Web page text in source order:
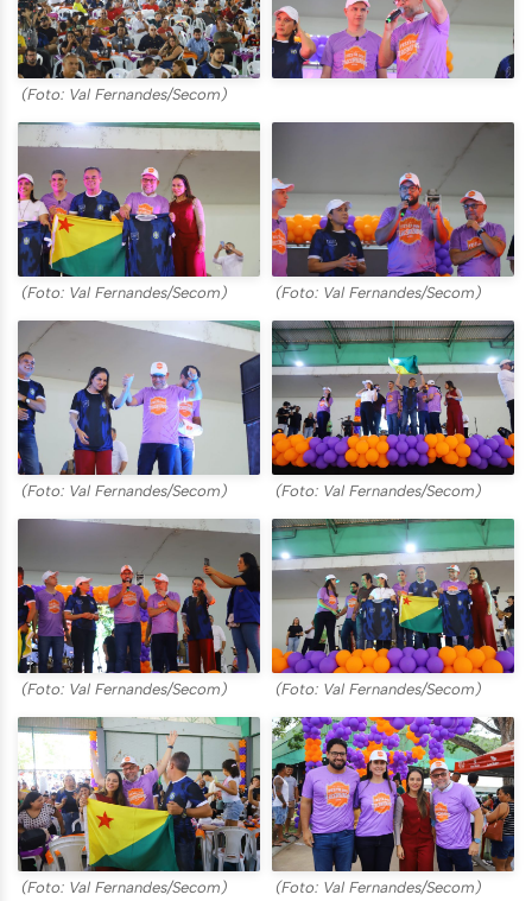
(Foto: Val Fernandes/Secom)
(Foto: Val Fernandes/Secom) (Foto: Val Fernandes/Secom)
(Foto: Val Fernandes/Secom) (Foto: Val Fernandes/Secom)
(Foto: Val Fernandes/Secom) (Foto: Val Fernandes/Secom)
(Foto: Val Fernandes/Secom) (Foto: Val Fernandes/Secom)